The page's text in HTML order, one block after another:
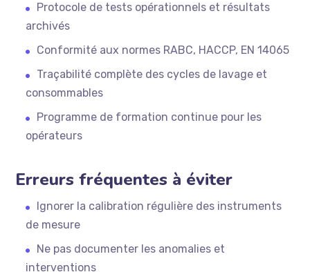
Protocole de tests opérationnels et résultats
archivés
Conformité aux normes RABC, HACCP, EN 14065
Traçabilité complète des cycles de lavage et
consommables
Programme de formation continue pour les
opérateurs
Erreurs fréquentes à éviter
Ignorer la calibration régulière des instruments
de mesure
Ne pas documenter les anomalies et
interventions